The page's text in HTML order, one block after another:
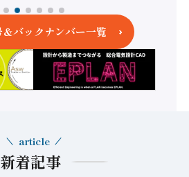
バックナンバー一覧
新着記事
article